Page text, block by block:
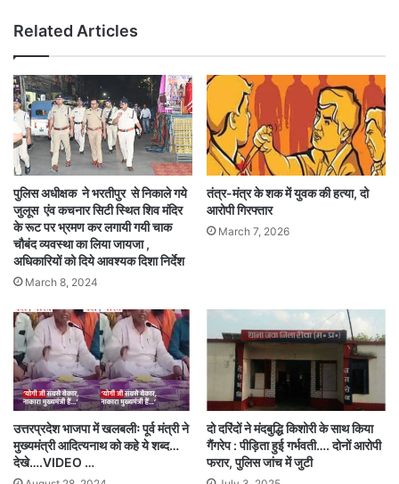
Related Articles
पुलिस अधीक्षक ने भरतीपुर से निकाले गये
जुलूस एंव कचनार सिटी स्थित शिव मंदिर
के रूट पर भ्रमण कर लगायी गयी चाक
चौबंद व्यवस्था का लिया जायजा ,
अधिकारियों को दिये आवश्यक दिशा निर्देश
March 8, 2024
तंत्र-मंत्र के शक में युवक की हत्या, दो
आरोपी गिरफ्तार
March 7, 2026
उत्तरप्रदेश भाजपा में खलबलीः पूर्व मंत्री ने
मुख्यमंत्री आदित्यनाथ को कहे ये शब्द…
देखे….VIDEO …
दो दरिंदों ने मंदबुद्धि किशोरी के साथ किया
गैंगरेप : पीड़िता हुई गर्भवती…. दोनों आरोपी
फरार, पुलिस जांच में जुटी